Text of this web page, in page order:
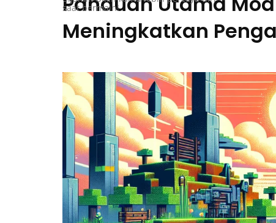
saat bermain!
Meningkatkan